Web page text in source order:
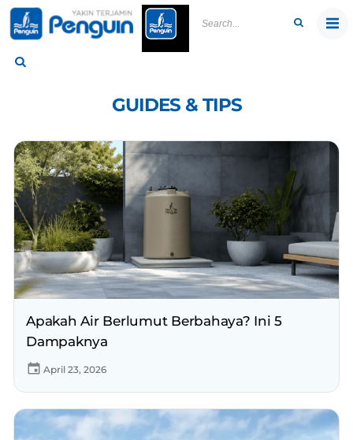
Skip
content
GUIDES & TIPS
Apakah Air Berlumut Berbahaya? Ini 5
Dampaknya
April 23, 2026